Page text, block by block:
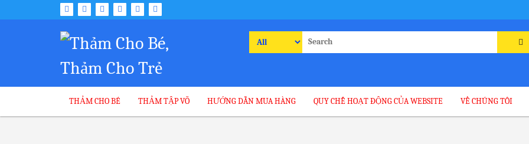
for:
THẢM CHO BÉ THẢM TẬP VÕ HƯỚNG DẪN MUA HÀNG QUY CHẾ HOẠT ĐỘNG CỦA WEBSITE VỀ CHÚNG TÔI